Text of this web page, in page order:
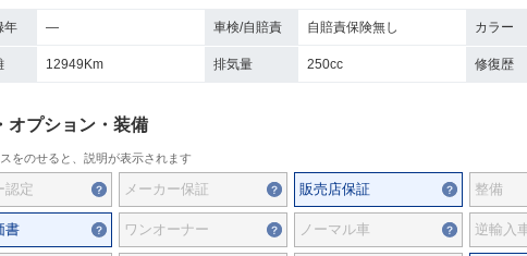
年 ― 車検/自賠責 自賠責保険無し カラー
12949Km 排気量 250cc 修復歴
オプション・装備
をのせると、説明が表示されます
認定 メーカー保証 販売店保証 整備
書 ワンオーナー ノーマル車 逆輸入